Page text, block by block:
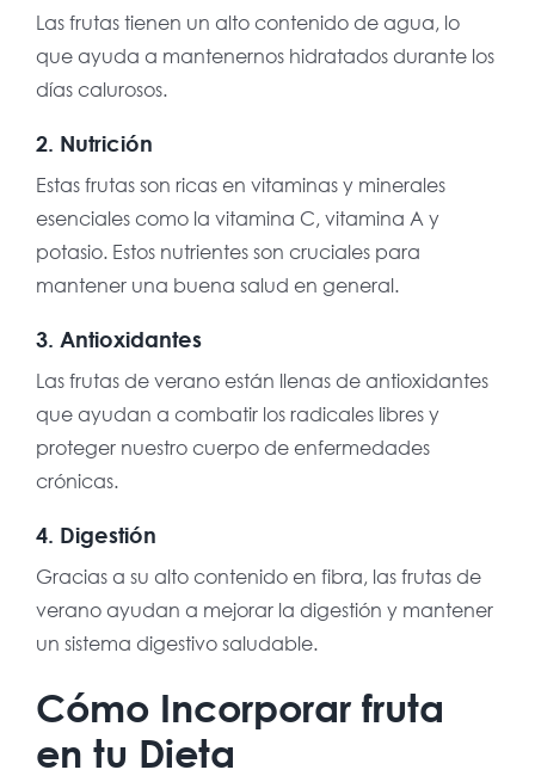
Las frutas tienen un alto contenido de agua, lo
que ayuda a mantenernos hidratados durante los
días calurosos.
2. Nutrición
Estas frutas son ricas en vitaminas y minerales
esenciales como la vitamina C, vitamina A y
potasio. Estos nutrientes son cruciales para
mantener una buena salud en general.
3. Antioxidantes
Las frutas de verano están llenas de antioxidantes
que ayudan a combatir los radicales libres y
proteger nuestro cuerpo de enfermedades
crónicas.
4. Digestión
Gracias a su alto contenido en fibra, las frutas de
verano ayudan a mejorar la digestión y mantener
un sistema digestivo saludable.
Cómo Incorporar fruta
en tu Dieta